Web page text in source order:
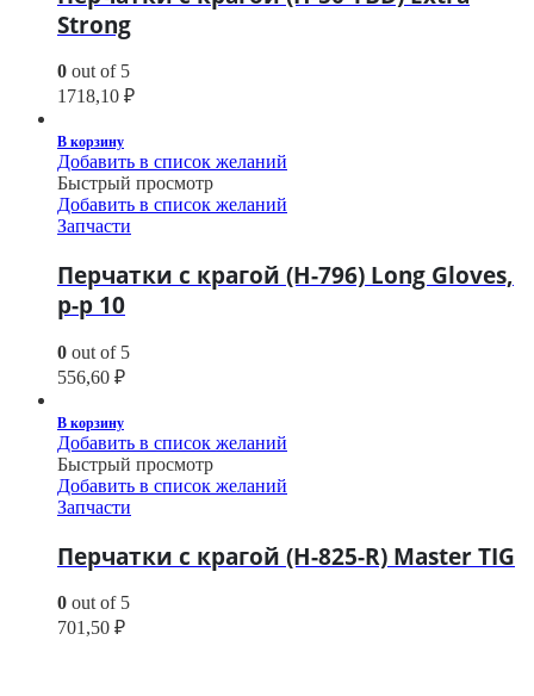
Strong
0 out of 5
1718,10 ₽
В корзину
Добавить в список желаний
Быстрый просмотр
Добавить в список желаний
Запчасти
Перчатки с крагой (H-796) Long Gloves,
р-р 10
0 out of 5
556,60 ₽
В корзину
Добавить в список желаний
Быстрый просмотр
Добавить в список желаний
Запчасти
Перчатки с крагой (H-825-R) Master TIG
0 out of 5
701,50 ₽